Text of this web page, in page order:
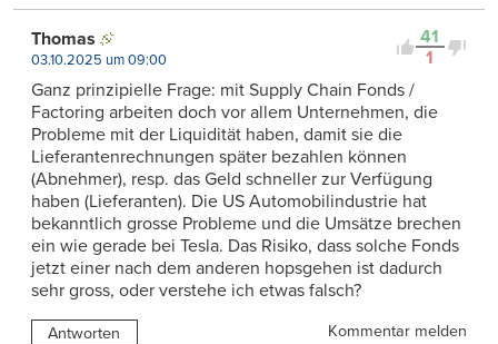
41
1
Thomas
03.10.2025 um 09:00
Ganz prinzipielle Frage: mit Supply Chain Fonds /
Factoring arbeiten doch vor allem Unternehmen, die
Probleme mit der Liquidität haben, damit sie die
Lieferantenrechnungen später bezahlen können
(Abnehmer), resp. das Geld schneller zur Verfügung
haben (Lieferanten). Die US Automobilindustrie hat
bekanntlich grosse Probleme und die Umsätze brechen
ein wie gerade bei Tesla. Das Risiko, dass solche Fonds
jetzt einer nach dem anderen hopsgehen ist dadurch
sehr gross, oder verstehe ich etwas falsch?
Antworten
Kommentar melden